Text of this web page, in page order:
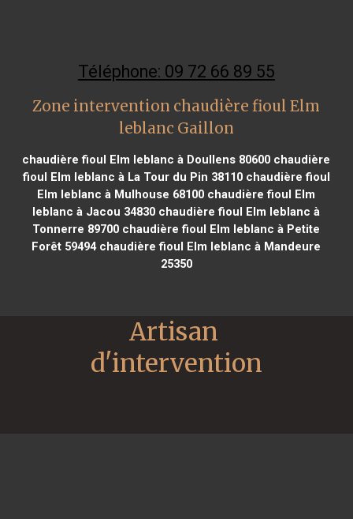
Téléphone: 09 72 66 89 55
Zone intervention chaudière fioul Elm
leblanc Gaillon
chaudière fioul Elm leblanc à Doullens 80600 chaudière
fioul Elm leblanc à La Tour du Pin 38110chaudière fioul
Elm leblanc à Mulhouse 68100 chaudière fioul Elm
leblanc à Jacou 34830 chaudière fioul Elm leblanc à
Tonnerre 89700 chaudière fioul Elm leblanc à Petite
Forêt 59494chaudière fioul Elm leblanc à Mandeure
25350
Artisan
d'intervention